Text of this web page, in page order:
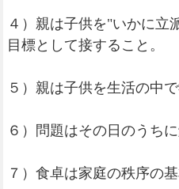
４）親は子供を"いかに立
目標として接すること。
５）親は子供を生活の中
６）問題はその日のうち
７）食卓は家庭の秩序の